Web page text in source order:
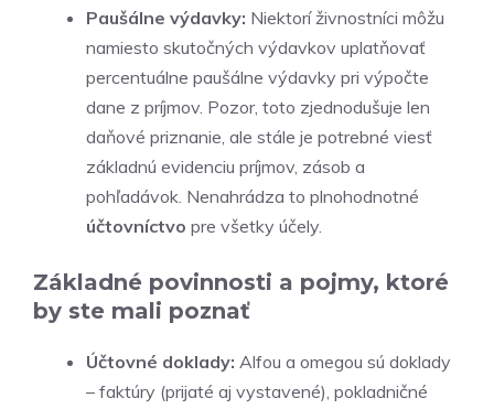
Paušálne výdavky: Niektorí živnostníci môžu
namiesto skutočných výdavkov uplatňovať
percentuálne paušálne výdavky pri výpočte
dane z príjmov. Pozor, toto zjednodušuje len
daňové priznanie, ale stále je potrebné viesť
základnú evidenciu príjmov, zásob a
pohľadávok. Nenahrádza to plnohodnotné
účtovníctvo pre všetky účely.
Základné povinnosti a pojmy, ktoré
by ste mali poznať
Účtovné doklady: Alfou a omegou sú doklady
– faktúry (prijaté aj vystavené), pokladničné